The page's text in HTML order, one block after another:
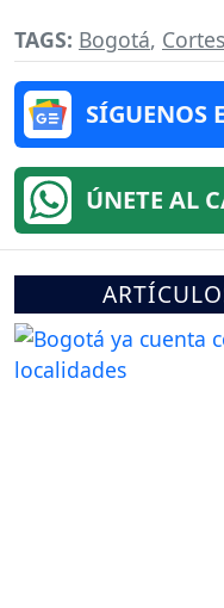
TAGS: Bogotá,
SÍGUENOS
ÚNETE AL